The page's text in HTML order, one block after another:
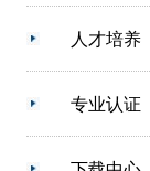
人才培养
专业认证